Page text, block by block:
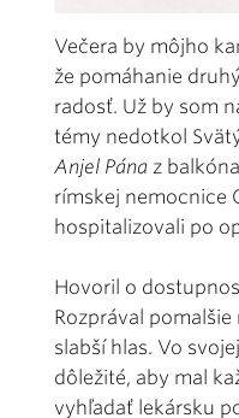
Večera by môjho
že pomáhanie
radosť. Už by som
témy nedotkol
Anjel Pána z
rímskej nemocnice
hospitalizovali po
Hovoril o
Rozprával
slabší hlas. Vo
dôležité, aby mal
vyhľadať lekársku